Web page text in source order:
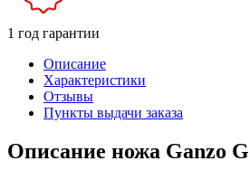
1 год гарантии
Описание
Характеристики
Отзывы
Пункты выдачи заказа
Описание ножа Ganzo